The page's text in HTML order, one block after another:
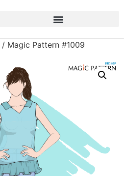
/ Magic Pattern #1009